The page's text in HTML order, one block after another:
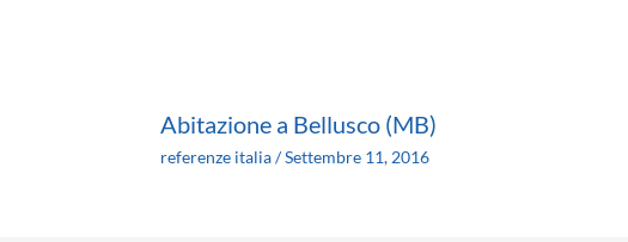
Abitazione a Bellusco (MB)
referenze italia/Settembre 11, 2016